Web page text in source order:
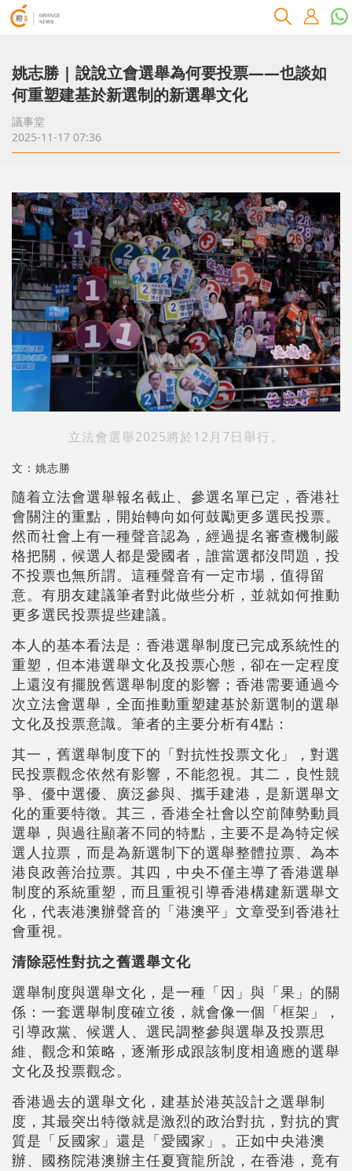
姚志勝 | 說說立會選舉為何要投票——也談如
何重塑建基於新選制的新選舉文化
議事堂
2025-11-17 07:36
立法會選舉2025將於12月7日舉行。
文：姚志勝
隨着立法會選舉報名截止、參選名單已定，香港社
會關注的重點，開始轉向如何鼓勵更多選民投票。
然而社會上有一種聲音認為，經過提名審查機制嚴
格把關，候選人都是愛國者，誰當選都沒問題，投
不投票也無所謂。這種聲音有一定市場，值得留
意。有朋友建議筆者對此做些分析，並就如何推動
更多選民投票提些建議。
本人的基本看法是：香港選舉制度已完成系統性的
重塑，但本港選舉文化及投票心態，卻在一定程度
上還沒有擺脫舊選舉制度的影響；香港需要通過今
次立法會選舉，全面推動重塑建基於新選制的選舉
文化及投票意識。筆者的主要分析有4點：
其一，舊選舉制度下的「對抗性投票文化」，對選
民投票觀念依然有影響，不能忽視。其二，良性競
爭、優中選優、廣泛參與、攜手建港，是新選舉文
化的重要特徵。其三，香港全社會以空前陣勢動員
選舉，與過往顯著不同的特點，主要不是為特定候
選人拉票，而是為新選制下的選舉整體拉票、為本
港良政善治拉票。其四，中央不僅主導了香港選舉
制度的系統重塑，而且重視引導香港構建新選舉文
化，代表港澳辦聲音的「港澳平」文章受到香港社
會重視。
清除惡性對抗之舊選舉文化
選舉制度與選舉文化，是一種「因」與「果」的關
係：一套選舉制度確立後，就會像一個「框架」，
引導政黨、候選人、選民調整參與選舉及投票思
維、觀念和策略，逐漸形成跟該制度相適應的選舉
文化及投票觀念。
香港過去的選舉文化，建基於港英設計之選舉制
度，其最突出特徵就是激烈的政治對抗，對抗的實
質是「反國家」還是「愛國家」。正如中央港澳
辦、國務院港澳辦主任夏寶龍所說，在香港，竟有